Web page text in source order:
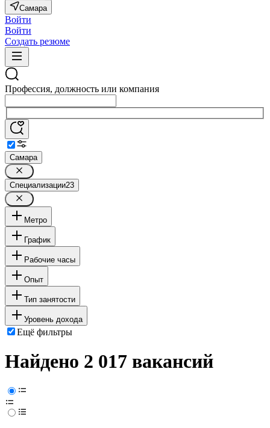
Самара
Войти
Войти
Создать резюме
Профессия, должность или компания
Самара
Специализации23
Метро
График
Рабочие часы
Опыт
Тип занятости
Уровень дохода
Ещё фильтры
Найдено 2 017 вакансий